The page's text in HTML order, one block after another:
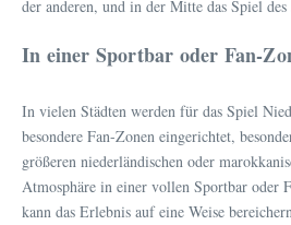
der anderen, und in der Mitte das Spiel des
In einer Sportbar oder Fan-
In vielen Städten werden für das Spiel
besondere Fan-Zonen eingerichtet,
größeren niederländischen oder
Atmosphäre in einer vollen Sportbar oder
kann das Erlebnis auf eine Weise